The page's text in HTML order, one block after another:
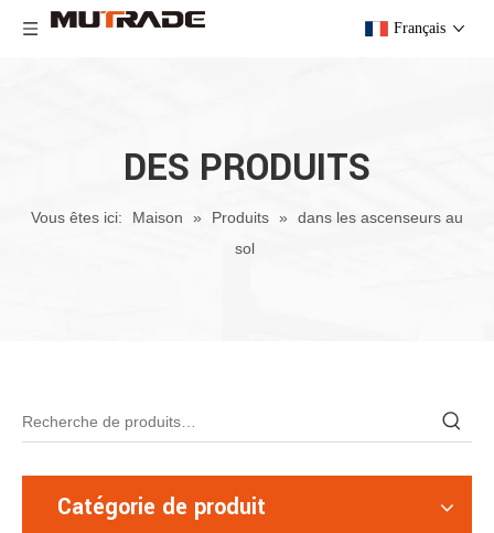
Français
DES PRODUITS
Vous êtes ici: Maison » Produits » dans les ascenseurs au
sol
Catégorie de produit